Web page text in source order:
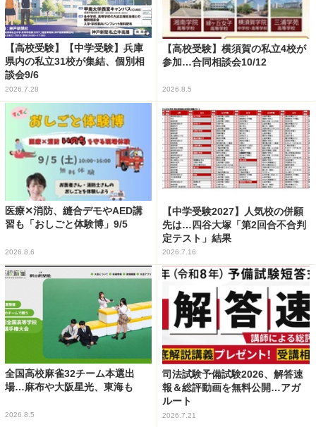
【高校受験】【中学受験】兵庫
県内の私立31校が集結、個別相
談会9/6
2026.7.28
【高校受験】横須賀の私立4校が
参加…合同相談会10/12
2026.8.5
医療✕消防、縫合デモやAED講
習も「おしごと体験博」9/5
2026.8.6
【中学受験2027】人気校の併願
先は…四谷大塚「第2回合不合判
定テスト」結果
2026.7.16
全国高校麻雀32チーム本選出
場…麻布や大阪星光、東海も
2026.8.5
司法試験予備試験2026、解答速
報＆総評動画を無料公開…アガ
ルート
2026.7.21